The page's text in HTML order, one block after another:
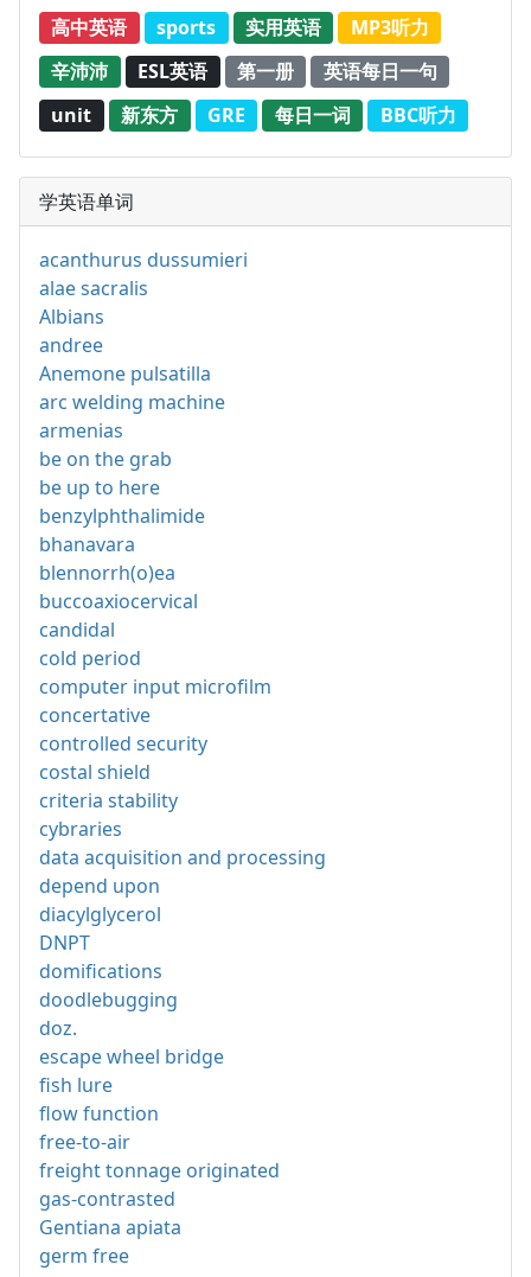
高中英语
sports 实用英语
MP3听力
辛沛沛
ESL英语 第一册
英语每日一句
unit
新东方 GRE 每日一词 BBC听力
学英语单词
acanthurus dussumieri
alae sacralis
Albians
andree
Anemone pulsatilla
arc welding machine
armenias
be on the grab
be up to here
benzylphthalimide
bhanavara
blennorrh(o)ea
buccoaxiocervical
candidal
cold period
computer input microfilm
concertative
controlled security
costal shield
criteria stability
cybraries
data acquisition and processing
depend upon
diacylglycerol
DNPT
domifications
doodlebugging
doz.
escape wheel bridge
fish lure
flow function
free-to-air
freight tonnage originated
gas-contrasted
Gentiana apiata
germ free